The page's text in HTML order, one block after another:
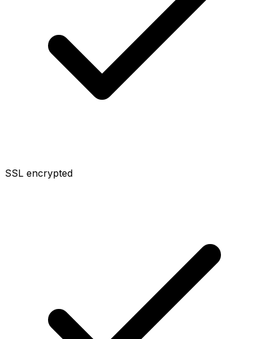
SSL encrypted